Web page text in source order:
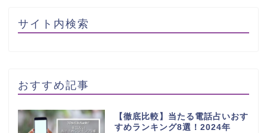
サイト内検索
おすすめ記事
【徹底比較】当たる電話占いおす
すめランキング8選！2024年